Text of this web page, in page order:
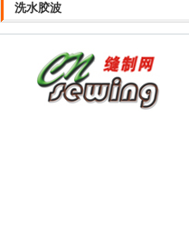
洗水胶波